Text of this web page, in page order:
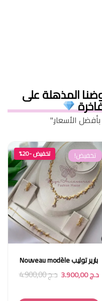
المذهلة على
الأسعار."
تخفيض! تخفيض -20%
بارير توليب Nouveau modèle
د.ج3.900,00 د.ج4.900,00